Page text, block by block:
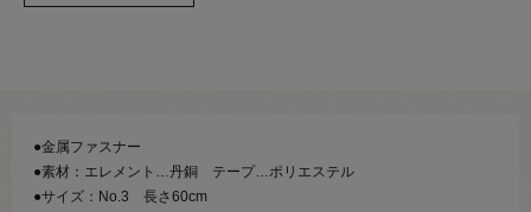
●金属ファスナー
●素材：エレメント…丹銅 テープ…ポリエステル
●サイズ：No.3 長さ60cm